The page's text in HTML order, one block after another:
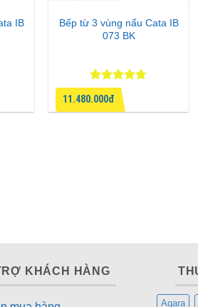
IB
Bếp từ 3 vùng nấu Cata IB
073 BK
Được xếp
hạng
4.67
5 sao
11.480.000đ
KHÁCH HÀNG
Aqara